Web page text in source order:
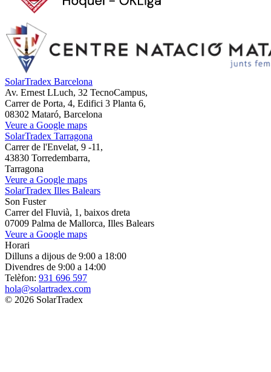
SolarTradex Barcelona
Av. Ernest LLuch, 32 TecnoCampus,
Carrer de Porta, 4, Edifici 3 Planta 6,
08302 Mataró, Barcelona
Veure a Google maps
SolarTradex Tarragona
Carrer de l'Envelat, 9 -11,
43830 Torredembarra,
Tarragona
Veure a Google maps
SolarTradex Illes Balears
Son Fuster
Carrer del Fluvià, 1, baixos dreta
07009 Palma de Mallorca, Illes Balears
Veure a Google maps
Horari
Dilluns a dijous de 9:00 a 18:00
Divendres de 9:00 a 14:00
Telèfon: 931 696 597
hola@solartradex.com
© 2026 SolarTradex